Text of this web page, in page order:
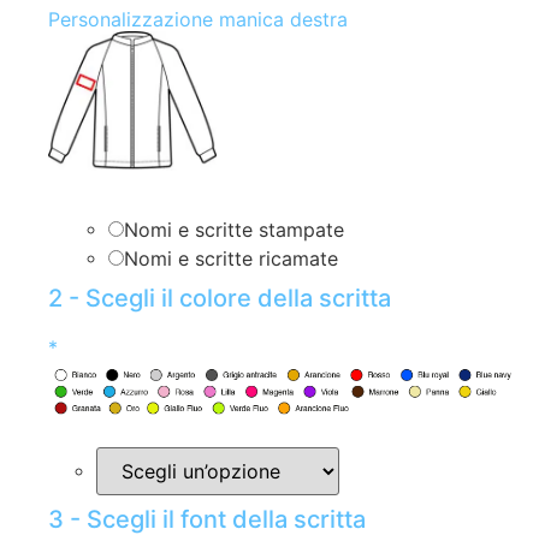
Personalizzazione manica destra
Nomi e scritte stampate
Nomi e scritte ricamate
2 - Scegli il colore della scritta
*
3 - Scegli il font della scritta